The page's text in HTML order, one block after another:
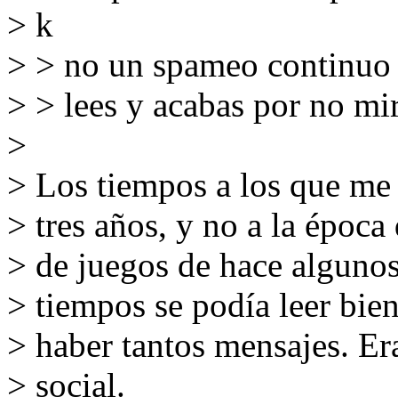
> k
> > no un spameo
> > lees y acabas por no
>
> Los tiempos a los que
> tres años, y no a la
> de juegos de hace
> tiempos se podía leer
> haber tantos mensajes.
> social.